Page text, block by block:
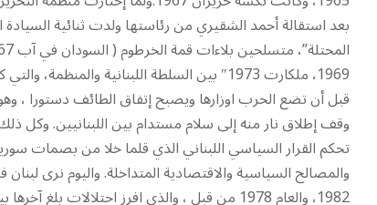
بعد استقالة أحمد الشقيري من رئاستها ولدت ثنائية
قبل أن تضع الحرب اوزارها ويصبح إتفاق الطائف دستورا ،
وقف إطلاق نار منه إلى سلام مستدام بين اللبنانيين. وكل ذلك
تحكم القرار السياسي اللبناني الذي قلما خلا من بصمات
والمصالح السياسية والاقتصادية المتداخلة. واليوم نرى